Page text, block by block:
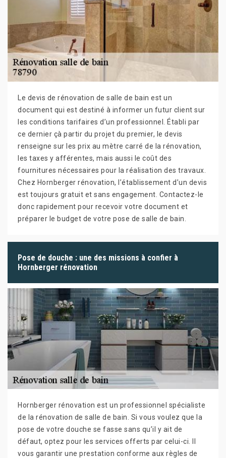
Le devis de rénovation de salle de bain est un
document qui est destiné à informer un futur client sur
les conditions tarifaires d’un professionnel. Établi par
ce dernier çà partir du projet du premier, le devis
renseigne sur les prix au mètre carré de la rénovation,
les taxes y afférentes, mais aussi le coût des
fournitures nécessaires pour la réalisation des travaux.
Chez Hornberger rénovation, l’établissement d’un devis
est toujours gratuit et sans engagement. Contactez-le
donc rapidement pour recevoir votre document et
préparer le budget de votre pose de salle de bain.
Pose de douche : une des missions à confier à
Hornberger rénovation
Hornberger rénovation est un professionnel spécialiste
de la rénovation de salle de bain. Si vous voulez que la
pose de votre douche se fasse sans qu’il y ait de
défaut, optez pour les services offerts par celui-ci. Il
vous garantir une prestation conforme aux règles de